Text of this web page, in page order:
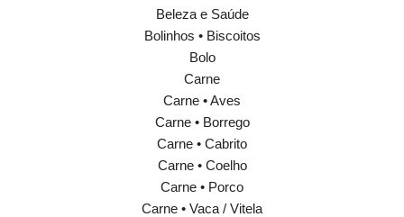
Beleza e Saúde
Bolinhos • Biscoitos
Bolo
Carne
Carne • Aves
Carne • Borrego
Carne • Cabrito
Carne • Coelho
Carne • Porco
Carne • Vaca / Vitela